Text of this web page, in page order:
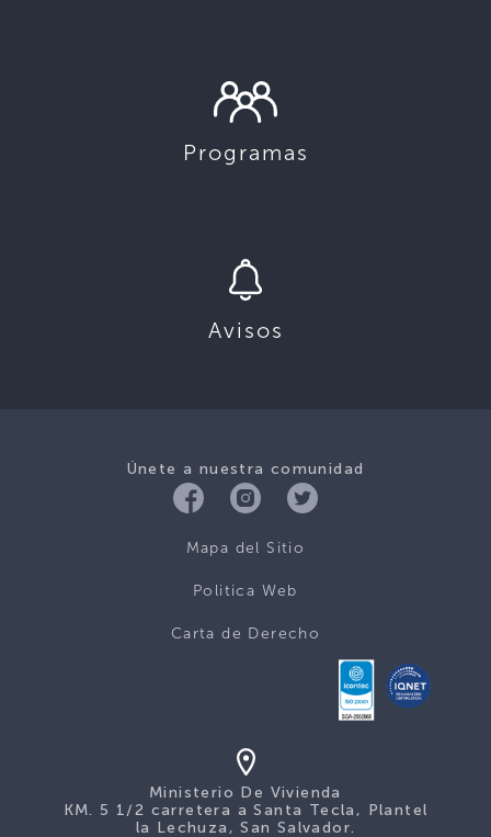
Programas
Avisos
Únete a nuestra comunidad
Mapa del Sitio
Politica Web
Carta de Derecho
Ministerio De Vivienda
KM. 5 1/2 carretera a Santa Tecla, Plantel
la Lechuza, San Salvador.